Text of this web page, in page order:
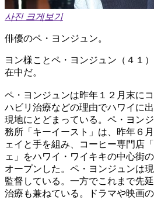
사진 크게보기
俳優のペ・ヨンジュン。
ヨン様ことペ・ヨンジュン（４１
在中だ。
ペ・ヨンジュンは昨年１２月末に
ハビリ治療などの理由でハワイに
現地にとどまっている。ペ・ヨン
務所「キーイースト」は、昨年６
ェイと手を組み、コーヒー専門店
ェ」をハワイ・ワイキキの中心街
オープンした。ペ・ヨンジュンは
監督している。一方でこれまで先
治療も兼ねている。ドラマや映画